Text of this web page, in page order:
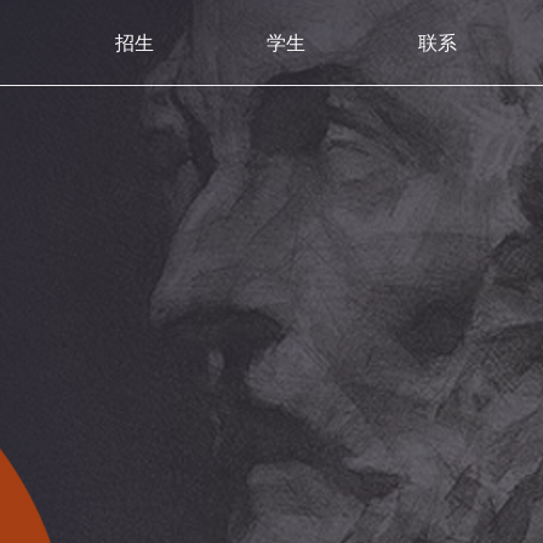
招生 学生 联系